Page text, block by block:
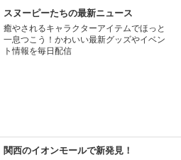
スヌーピーたちの最新ニュース
癒やされるキャラクターアイテムでほっと
一息つこう！かわいい最新グッズやイベン
ト情報を毎日配信
関西のイオンモールで新発見！